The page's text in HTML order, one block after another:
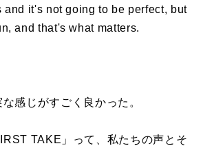
and it's not going to be perfect, but
and that's what matters.
感じがすごく良かった。
TAKE」って、私たちの声とそ